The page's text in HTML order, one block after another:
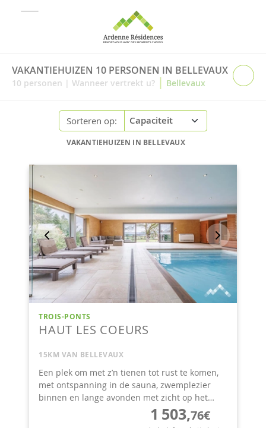
VAKANTIEHUIZEN 10 PERSONEN IN BELLEVAUX
10 personen | Wanneer vertrekt u? | Bellevaux
Sorteren op:
VAKANTIEHUIZEN IN BELLEVAUX